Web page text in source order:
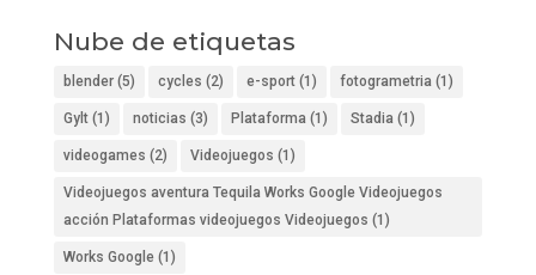
Nube de etiquetas
blender(5) cycles (2) e-sport(1) fotogrametria (1)
Gylt(1) noticias (3) Plataforma (1) Stadia (1)
videogames (2) Videojuegos (1)
Videojuegos aventura Tequila Works Google Videojuegos
acción Plataformas videojuegos Videojuegos (1)
Works Google(1)